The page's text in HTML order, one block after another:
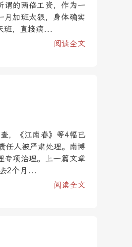
谓的两倍工资，作为一
月加班太狠，身体确实
班，直接病...
阅读全文
，《江南春》等4幅已
任人被严肃处理。南博
专项治理。上一篇文章
2个月...
阅读全文